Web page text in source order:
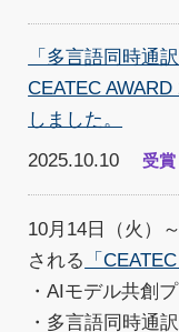
「多言語同時通
CEATEC
しました。
2025.10.10
受賞
10月14日（火）
される
「
・AIモデル共創
・多言語同時通